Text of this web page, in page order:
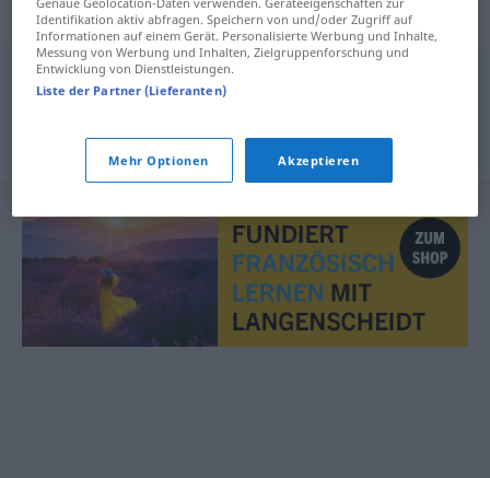
Synonyme für "zirkulieren"
kursieren,(sich) herumsprechen
© OpenThesaurus.de
Identifikation aktiv abfragen. Speichern von und/oder Zugriff auf
Informationen auf einem Gerät. Personalisierte Werbung und Inhalte,
Messung von Werbung und Inhalten, Zielgruppenforschung und
Entwicklung von Dienstleistungen.
Liste der Partner (Lieferanten)
Mehr Optionen Akzeptieren